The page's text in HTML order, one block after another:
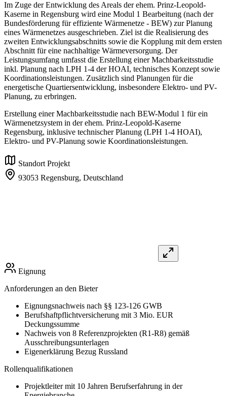
Im Zuge der Entwicklung des Areals der ehem. Prinz-Leopold-
Kaserne in Regensburg wird eine Modul 1 Bearbeitung (nach der
Bundesförderung für effiziente Wärmenetze - BEW) zur Planung
eines Wärmenetzes ausgeschrieben. Ziel ist die Realisierung des
zweiten Entwicklungsabschnitts sowie die Kopplung mit dem ersten
Abschnitt für eine nachhaltige Wärmeversorgung. Der
Leistungsumfang umfasst die Erstellung einer Machbarkeitsstudie
inkl. Planung nach LPH 1-4 der HOAI, technisches Konzept sowie
Koordinationsleistungen. Zusätzlich sind Planungen für die
energetische Quartiersentwicklung, insbesondere Elektro- und PV-
Planung, zu erbringen.
Erstellung einer Machbarkeitsstudie nach BEW-Modul 1 für ein
Wärmenetzsystem in der ehem. Prinz-Leopold-Kaserne
Regensburg, inklusive technischer Planung (LPH 1-4 HOAI),
Elektro- und PV-Planung sowie Koordinationsleistungen.
Standort Projekt
93053 Regensburg, Deutschland
Eignung
Anforderungen an den Bieter
Eignungsnachweis nach §§ 123-126 GWB
Berufshaftpflichtversicherung mit 3 Mio. EUR
Deckungssumme
Nachweis von 8 Referenzprojekten (R1-R8) gemäß
Ausschreibungsunterlagen
Eigenerklärung Bezug Russland
Rollenqualifikationen
Projektleiter mit 10 Jahren Berufserfahrung in der